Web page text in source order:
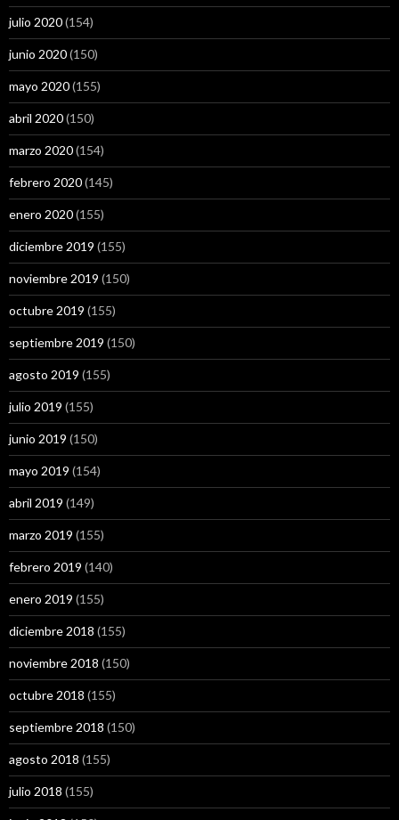
julio 2020(154)
junio 2020(150)
mayo 2020(155)
abril 2020(150)
marzo 2020(154)
febrero 2020(145)
enero 2020(155)
diciembre 2019 (155)
noviembre 2019 (150)
octubre 2019 (155)
septiembre 2019 (150)
agosto 2019 (155)
julio 2019 (155)
junio 2019 (150)
mayo 2019 (154)
abril 2019 (149)
marzo 2019 (155)
febrero 2019 (140)
enero 2019 (155)
diciembre 2018 (155)
noviembre 2018 (150)
octubre 2018 (155)
septiembre 2018 (150)
agosto 2018 (155)
julio 2018 (155)